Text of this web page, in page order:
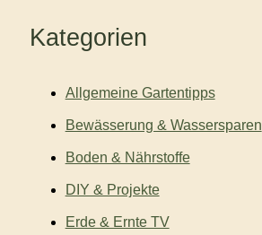
Kategorien
Allgemeine Gartentipps
Bewässerung & Wassersparen
Boden & Nährstoffe
DIY & Projekte
Erde & Ernte TV